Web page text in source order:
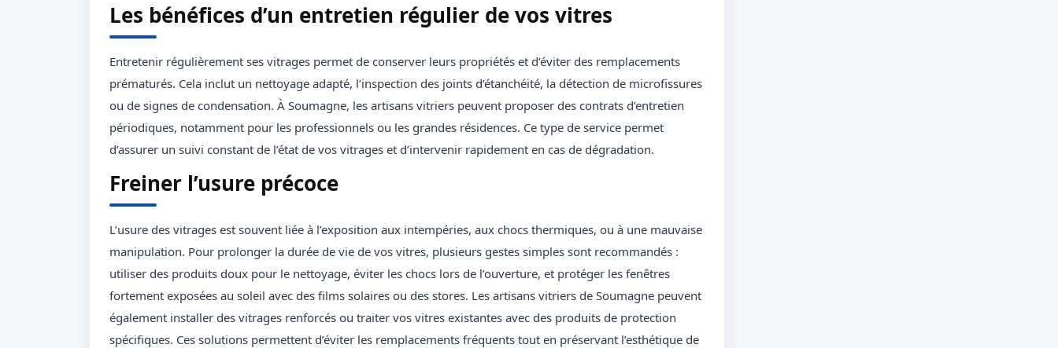
Les bénéfices d’un entretien régulier de vos vitres
Entretenir régulièrement ses vitrages permet de conserver leurs propriétés et d’éviter des remplacements
prématurés. Cela inclut un nettoyage adapté, l’inspection des joints d’étanchéité, la détection de microfissures
ou de signes de condensation. À Soumagne, les artisans vitriers peuvent proposer des contrats d’entretien
périodiques, notamment pour les professionnels ou les grandes résidences. Ce type de service permet
d’assurer un suivi constant de l’état de vos vitrages et d’intervenir rapidement en cas de dégradation.
Freiner l’usure précoce
L’usure des vitrages est souvent liée à l’exposition aux intempéries, aux chocs thermiques, ou à une mauvaise
manipulation. Pour prolonger la durée de vie de vos vitres, plusieurs gestes simples sont recommandés :
utiliser des produits doux pour le nettoyage, éviter les chocs lors de l’ouverture, et protéger les fenêtres
fortement exposées au soleil avec des films solaires ou des stores. Les artisans vitriers de Soumagne peuvent
également installer des vitrages renforcés ou traiter vos vitres existantes avec des produits de protection
spécifiques. Ces solutions permettent d’éviter les remplacements fréquents tout en préservant l’esthétique de